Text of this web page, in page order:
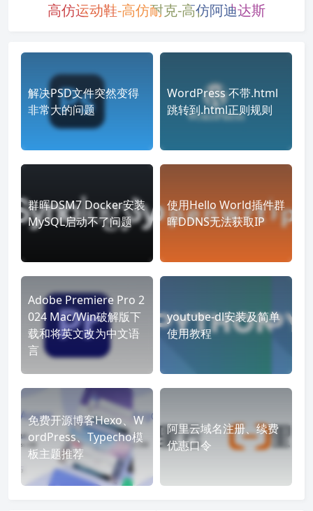
高仿运动鞋-高仿耐克-高仿阿迪达斯
解决PSD文件突然变得
非常大的问题
WordPress 不带.html
跳转到.html正则规则
群晖DSM7 Docker安装
MySQL启动不了问题
使用Hello World插件群
晖DDNS无法获取IP
Adobe Premiere Pro 2
024 Mac/Win破解版下
载和将英文改为中文语
言
youtube-dl安装及简单
使用教程
免费开源博客Hexo、W
ordPress、Typecho模
板主题推荐
阿里云域名注册、续费
优惠口令